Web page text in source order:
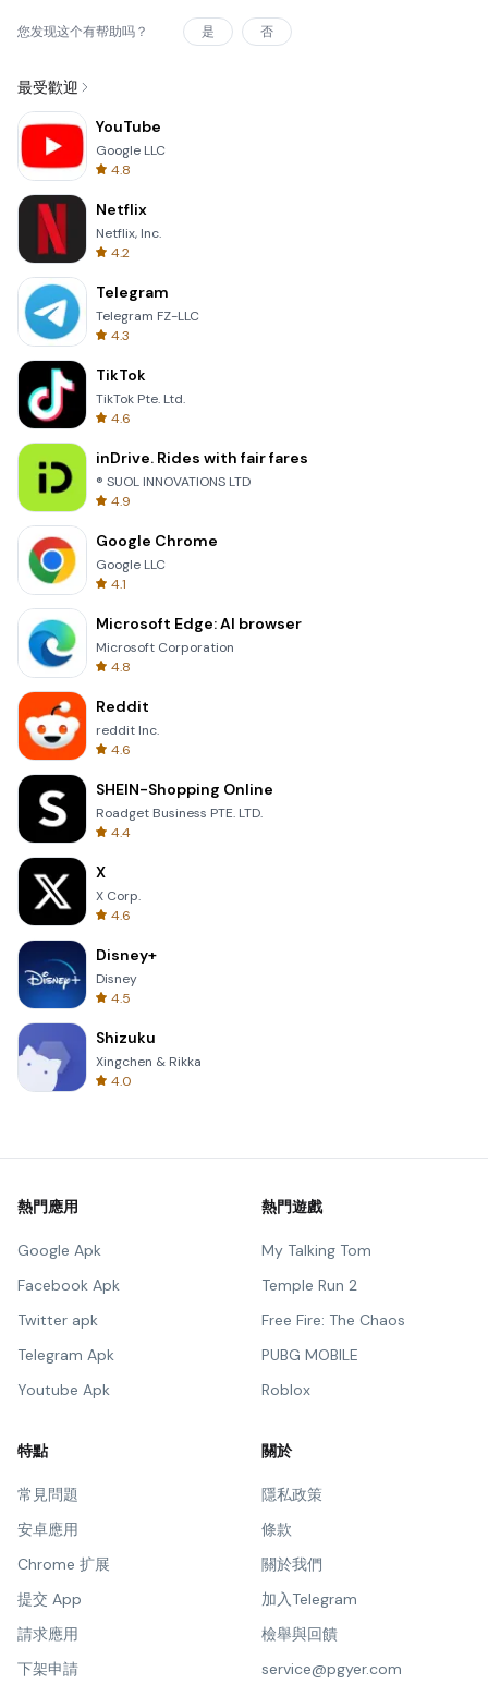
您发现这个有帮助吗？ 是 否
最受歡迎
YouTube
Google LLC
4.8
Netflix
Netflix, Inc.
4.2
Telegram
Telegram FZ-LLC
4.3
TikTok
TikTok Pte. Ltd.
4.6
inDrive. Rides with fair fares
® SUOL INNOVATIONS LTD
4.9
Google Chrome
Google LLC
4.1
Microsoft Edge: AI browser
Microsoft Corporation
4.8
Reddit
reddit Inc.
4.6
SHEIN-Shopping Online
Roadget Business PTE. LTD.
4.4
X
X Corp.
4.6
Disney+
Disney
4.5
Shizuku
Xingchen & Rikka
4.0
熱門應用
Google Apk
Facebook Apk
Twitter apk
Telegram Apk
Youtube Apk
熱門遊戲
My Talking Tom
Temple Run 2
Free Fire: The Chaos
PUBG MOBILE
Roblox
特點
常見問題
安卓應用
Chrome 扩展
提交 App
請求應用
下架申請
關於
隱私政策
條款
關於我們
加入Telegram
檢舉與回饋
service@pgyer.com